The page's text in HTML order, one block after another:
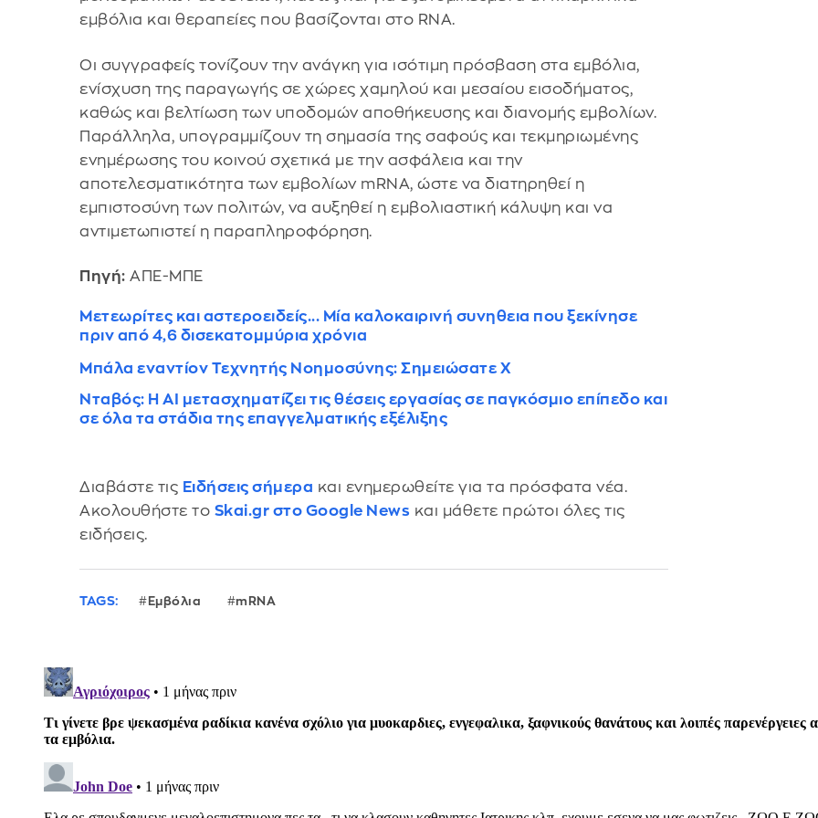
εμβόλια και θεραπείες που βασίζονται στο RNA.
Οι συγγραφείς τονίζουν την ανάγκη για ισότιμη πρόσβαση στα εμβόλια,
ενίσχυση της παραγωγής σε χώρες χαμηλού και μεσαίου εισοδήματος,
καθώς και βελτίωση των υποδομών αποθήκευσης και διανομής εμβολίων.
Παράλληλα, υπογραμμίζουν τη σημασία της σαφούς και τεκμηριωμένης
ενημέρωσης του κοινού σχετικά με την ασφάλεια και την
αποτελεσματικότητα των εμβολίων mRNA, ώστε να διατηρηθεί η
εμπιστοσύνη των πολιτών, να αυξηθεί η εμβολιαστική κάλυψη και να
αντιμετωπιστεί η παραπληροφόρηση.
Πηγή: ΑΠΕ-ΜΠΕ
Μετεωρίτες και αστεροειδείς... Μία καλοκαιρινή συνηθεια που ξεκίνησε
πριν από 4,6 δισεκατομμύρια χρόνια
Μπάλα εναντίον Τεχνητής Νοημοσύνης: Σημειώσατε Χ
Νταβός: Η AI μετασχηματίζει τις θέσεις εργασίας σε παγκόσμιο επίπεδο και
σε όλα τα στάδια της επαγγελματικής εξέλιξης
Διαβάστε τις Ειδήσεις σήμερα και ενημερωθείτε για τα πρόσφατα νέα.
Ακολουθήστε το Skai.gr στο Google News και μάθετε πρώτοι όλες τις
ειδήσεις.
TAGS: Εμβόλια mRNA